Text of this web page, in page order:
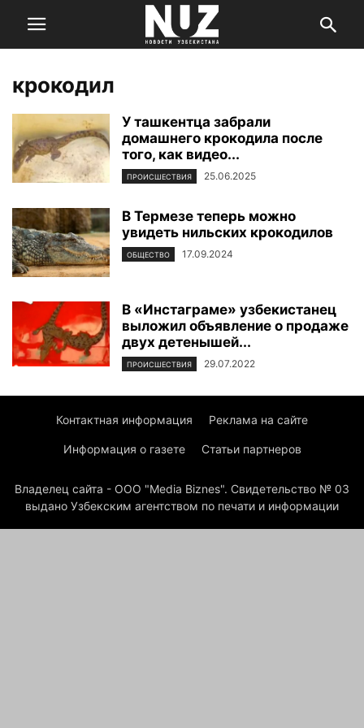
крокодил
У ташкентца забрали
домашнего крокодила после
того, как видео...
ПРОИСШЕСТВИЯ 25.06.2025
В Термезе теперь можно
увидеть нильских крокодилов
ОБЩЕСТВО 17.09.2024
В «Инстаграме» узбекистанец
выложил объявление о продаже
двух детенышей...
ПРОИСШЕСТВИЯ 29.07.2022
Контактная информация Реклама на сайте
Информация о газете Статьи партнеров
Владелец сайта - ООО "Media Biznes". Свидетельство № 03
выдано Узбекским агентством по печати и информации